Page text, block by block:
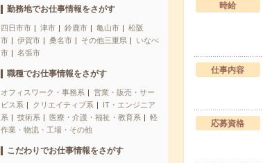
勤務地でお仕事情報をさがす
四日市市 津市 鈴鹿市 亀山市
松阪
市
伊賀市 桑名市 その他三重県
いなべ
市
名張市
職種でお仕事情報をさがす
オフィスワーク・事務系
営業・販売・サー
ビス系
クリエイティブ系
IT・エンジニア
系
技術系 医療・介護・福祉・教育系
軽
作業・物流・工場・その他
こだわりでお仕事情報をさがす
時給
仕事内容
応募資格